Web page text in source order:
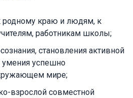
родному краю и людям, к
работникам школы;
становления активной
успешно
мире;
взрослой совместной